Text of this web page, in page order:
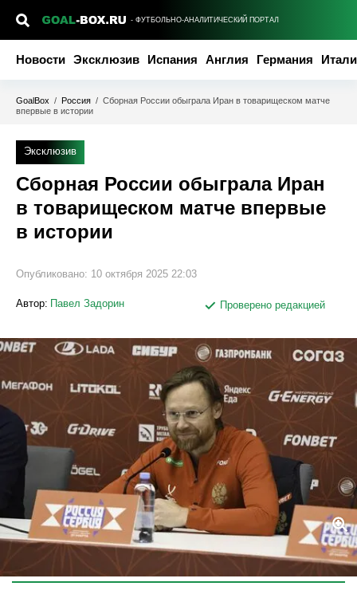
- ФУТБОЛЬНО-АНАЛИТИЧЕСКИЙ ПОРТАЛ
Новости Эксклюзив Испания Англия Германия
GoalBox / Россия / Сборная России обыграла Иран в товарищеском матче
впервые в истории
Эксклюзив
Сборная России обыграла Иран
в товарищеском матче впервые
в истории
Опубликовано: 10 октября 2025 22:03
Автор: Павел Задорин Проверено редакцией
Legion-Media